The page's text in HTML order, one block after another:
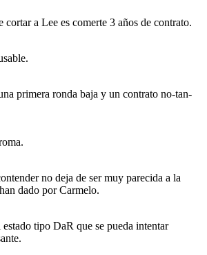
cortar a Lee es comerte 3 años de contrato.
primera ronda baja y un contrato no-tan-
no deja de ser muy parecida a la
dado por Carmelo.
tipo DaR que se pueda intentar